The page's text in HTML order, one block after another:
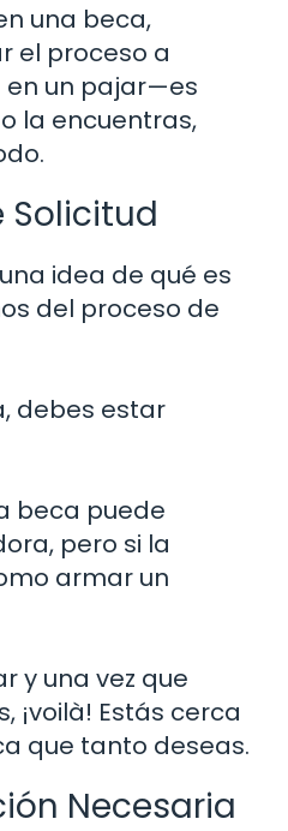
una beca,
el proceso a
en un pajar—es
la encuentras,
Solicitud
idea de qué es
del proceso de
debes estar
beca puede
pero si la
armar un
y una vez que
¡voilà! Estás cerca
que tanto deseas.
Necesaria